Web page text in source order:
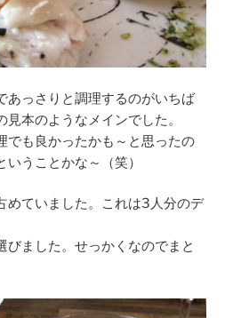
あっさりと調理するのがいちば
本のようなメインでした。
でも良かったかも～と思ったの
うことかな～（笑）
めていました。これは3人分のデ
びました。せっかくなのでまと